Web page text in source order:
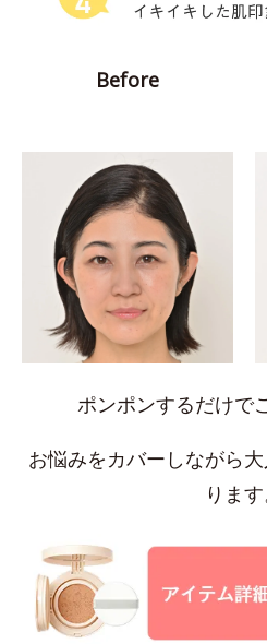
Before
ポンポンするだけで
お悩みをカバーしながら
ります